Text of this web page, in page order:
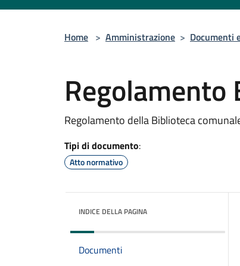
Home > Amministrazione > Documenti
Regolamento
Regolamento della Biblioteca
Tipi di documento:
Atto normativo
INDICE DELLA PAGINA
Documenti